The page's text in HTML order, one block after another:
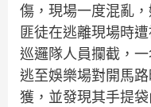
傷，現場一度混亂
匪徒在逃離現場時
巡邏隊人員攔截，
逃至娛樂場對開馬
獲，並發現其手提